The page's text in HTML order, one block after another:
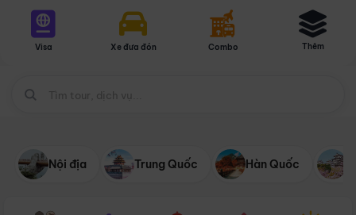
Visa Xe đưa đón Combo Thêm
Nội địa Trung Quốc Hàn Quốc